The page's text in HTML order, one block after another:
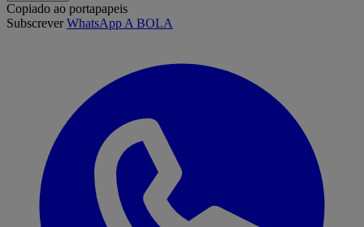
Copiado ao portapapeis
SubscreverWhatsApp A BOLA